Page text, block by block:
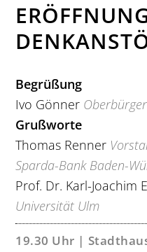
Begrüßung
Ivo Gönner
Grußworte
Thomas Renner
Sparda-Bank Baden-
Prof. Dr. Karl-Joachim
Universität Ulm
19.30 Uhr |